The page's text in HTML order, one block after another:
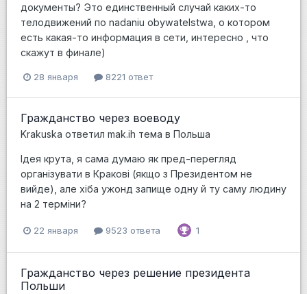
документы? Это единственный случай каких-то
телодвижений по nadaniu obywatelstwa, о котором
есть какая-то информация в сети, интересно , что
скажут в финале)
28 января 8221 ответ
Гражданство через воеводу
Krakuska ответил mak.ih тема в Польша
Ідея крута, я сама думаю як пред-перегляд
організувати в Кракові (якщо з Президентом не
вийде), але хіба ужонд запище одну й ту саму людину
на 2 терміни?
22 января 9523 ответа 1
Гражданство через решение президента
Польши